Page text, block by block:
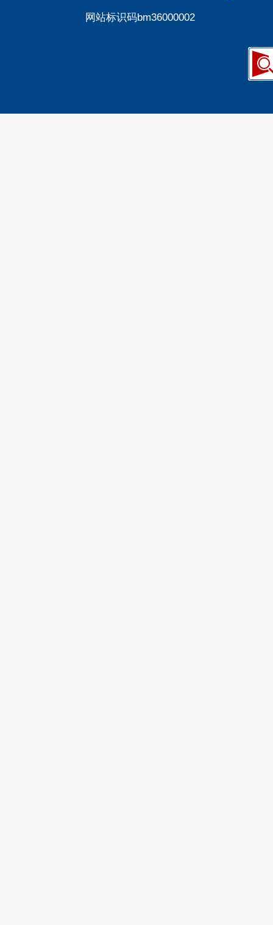
网站标识码bm36000002